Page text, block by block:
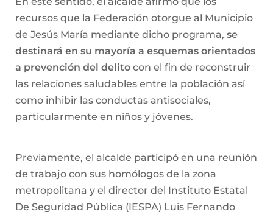
recursos que la Federación otorgue al Municipio
de Jesús María mediante dicho programa, se
destinará en su mayoría a esquemas orientados
a prevención del delito con el fin de reconstruir
las relaciones saludables entre la población así
como inhibir las conductas antisociales,
particularmente en niños y jóvenes.
Previamente, el alcalde participó en una reunión
de trabajo con sus homólogos de la zona
metropolitana y el director del Instituto Estatal
De Seguridad Pública (IESPA) Luis Fernando